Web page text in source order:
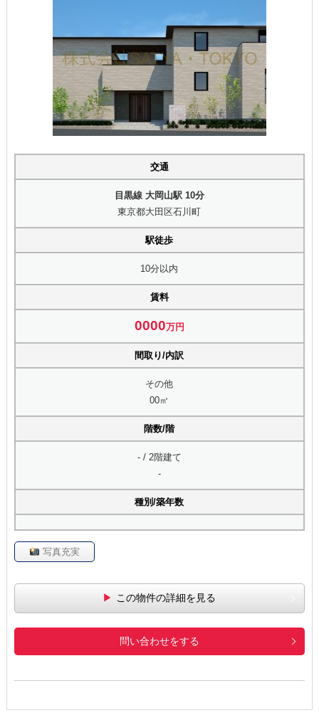
交通
目黒線 大岡山駅 10分
東京都大田区石川町
駅徒歩
10分以内
賃料
0000万円
間取り/内訳
その他
00㎡
階数/階
- / 2階建て
-
種別/築年数
写真充実
この物件の詳細を見る
問い合わせをする